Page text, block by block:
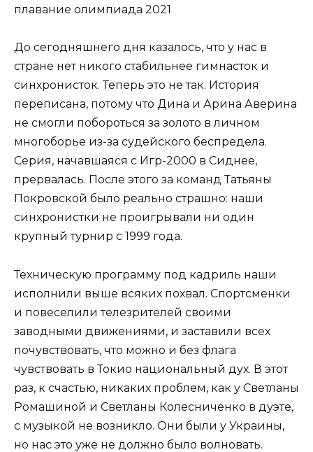
До сегодняшнего дня казалось, что у нас в
стране нет никого стабильнее гимнасток и
синхронисток. Теперь это не так. История
переписана, потому что Дина и Арина Аверина
не смогли побороться за золото в личном
многоборье из-за судейского беспредела.
Серия, начавшаяся с Игр-2000 в Сиднее,
прервалась. После этого за команд Татьяны
Покровской было реально страшно: наши
синхронистки не проигрывали ни один
крупный турнир с 1999 года.
Техническую программу под кадриль наши
исполнили выше всяких похвал. Спортсменки
и повеселили телезрителей своими
заводными движениями, и заставили всех
почувствовать, что можно и без флага
чувствовать в Токио национальный дух. В этот
раз, к счастью, никаких проблем, как у Светланы
Ромашиной и Светланы Колесниченко в дуэте,
с музыкой не возникло. Они были у Украины,
но нас это уже не должно было волновать.